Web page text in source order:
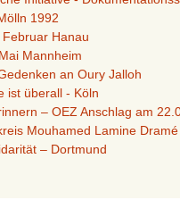
1992
Hanau
Mannheim
an Oury Jalloh
ist überall - Köln
– OEZ Anschlag am
Mouhamed Lamine
– Dortmund